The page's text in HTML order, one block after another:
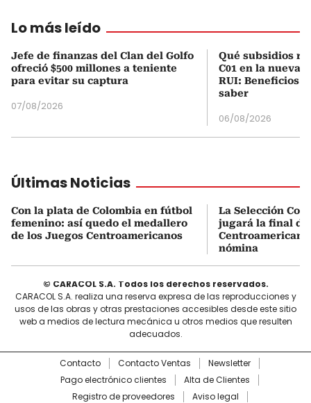
Lo más leído
Jefe de finanzas del Clan del Golfo
ofreció $500 millones a teniente
para evitar su captura
07/08/2026
Qué subsidios
C01 en la nueva
RUI: Beneficios
saber
06/08/2026
Últimas Noticias
Con la plata de Colombia en fútbol
femenino: así quedo el medallero
de los Juegos Centroamericanos
La Selección
jugará la final de
nómina
© CARACOL S.A. Todos los derechos reservados.
CARACOL S.A. realiza una reserva expresa de las reproducciones y
usos de las obras y otras prestaciones accesibles desde este sitio
web a medios de lectura mecánica u otros medios que resulten
adecuados.
Contacto Contacto Ventas
Newsletter
Pago electrónico clientes
Alta de Clientes
Registro de proveedores
Aviso legal